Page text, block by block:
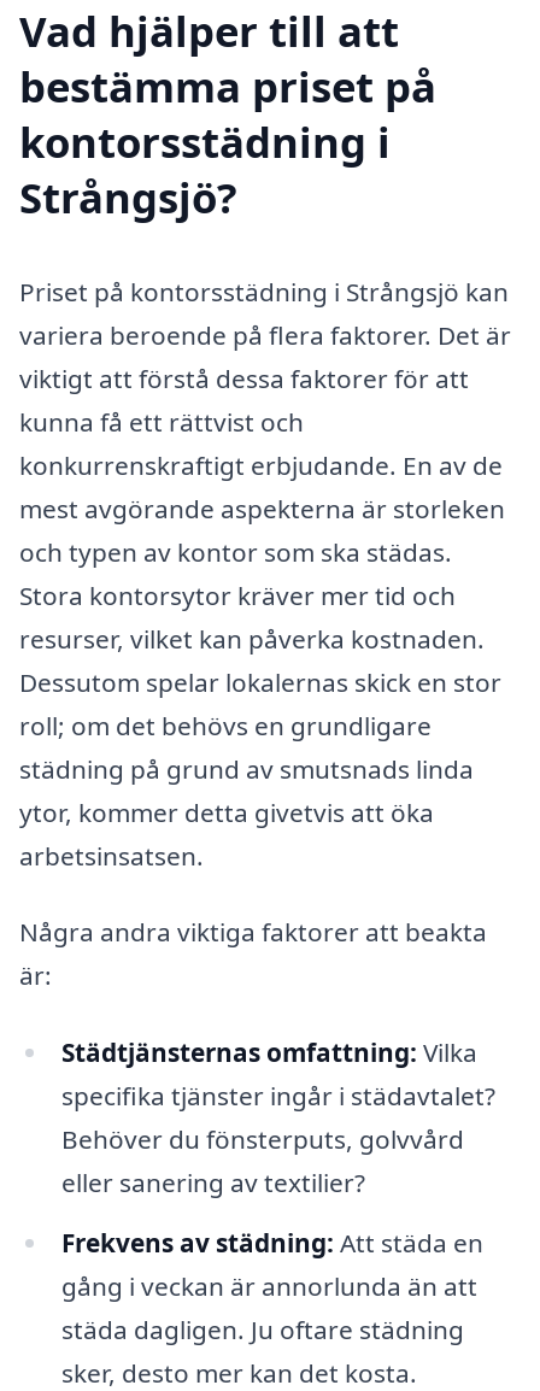
Vad hjälper till att
bestämma priset på
kontorsstädning i
Strångsjö?
Priset på kontorsstädning i Strångsjö kan
variera beroende på flera faktorer. Det är
viktigt att förstå dessa faktorer för att
kunna få ett rättvist och
konkurrenskraftigt erbjudande. En av de
mest avgörande aspekterna är storleken
och typen av kontor som ska städas.
Stora kontorsytor kräver mer tid och
resurser, vilket kan påverka kostnaden.
Dessutom spelar lokalernas skick en stor
roll; om det behövs en grundligare
städning på grund av smutsnads linda
ytor, kommer detta givetvis att öka
arbetsinsatsen.
Några andra viktiga faktorer att beakta
är:
Städtjänsternas omfattning: Vilka
specifika tjänster ingår i städavtalet?
Behöver du fönsterputs, golvvård
eller sanering av textilier?
Frekvens av städning: Att städa en
gång i veckan är annorlunda än att
städa dagligen. Ju oftare städning
sker, desto mer kan det kosta.